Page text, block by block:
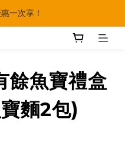
一次享！
一次享！
惠一次享！
餘魚寶禮盒
麵2包)